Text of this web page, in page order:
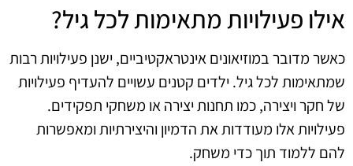
אילו פעילויות מתאימות לכל גיל?
כאשר מדובר במוזיאונים אינטראקטיביים, ישנן פעילויות רבות
שמתאימות לכל גיל. ילדים קטנים עשויים להעדיף פעילויות
של חקר ויצירה, כמו תחנות יצירה או משחקי תפקידים.
פעילויות אלו מעודדות את הדמיון והיצירתיות ומאפשרות
להם ללמוד תוך כדי משחק.